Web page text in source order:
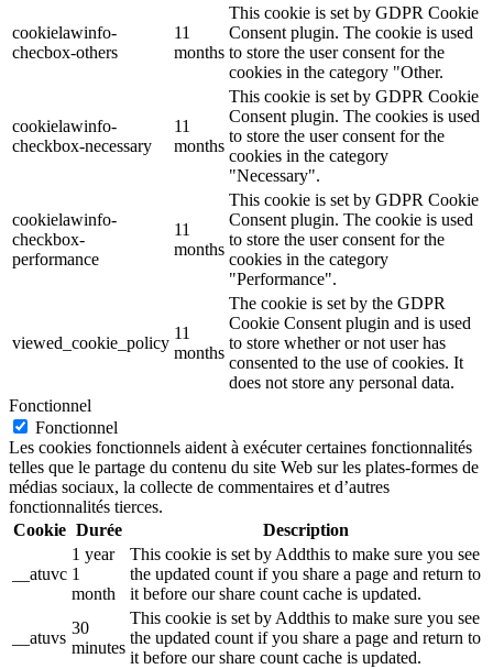
cookielawinfo-
checbox-others
11
months
This cookie is set by GDPR Cookie
Consent plugin. The cookie is used
to store the user consent for the
cookies in the category "Other.
cookielawinfo-
checkbox-necessary
11
months
This cookie is set by GDPR Cookie
Consent plugin. The cookies is used
to store the user consent for the
cookies in the category
"Necessary".
cookielawinfo-
checkbox-
performance
11
months
This cookie is set by GDPR Cookie
Consent plugin. The cookie is used
to store the user consent for the
cookies in the category
"Performance".
viewed_cookie_policy
11
months
The cookie is set by the GDPR
Cookie Consent plugin and is used
to store whether or not user has
consented to the use of cookies. It
does not store any personal data.
Fonctionnel
Fonctionnel
Les cookies fonctionnels aident à exécuter certaines fonctionnalités
telles que le partage du contenu du site Web sur les plates-formes de
médias sociaux, la collecte de commentaires et d’autres
fonctionnalités tierces.
Cookie Durée Description
__atuvc
1 year
1
month
This cookie is set by Addthis to make sure you see
the updated count if you share a page and return to
it before our share count cache is updated.
__atuvs
30
minutes
This cookie is set by Addthis to make sure you see
the updated count if you share a page and return to
it before our share count cache is updated.